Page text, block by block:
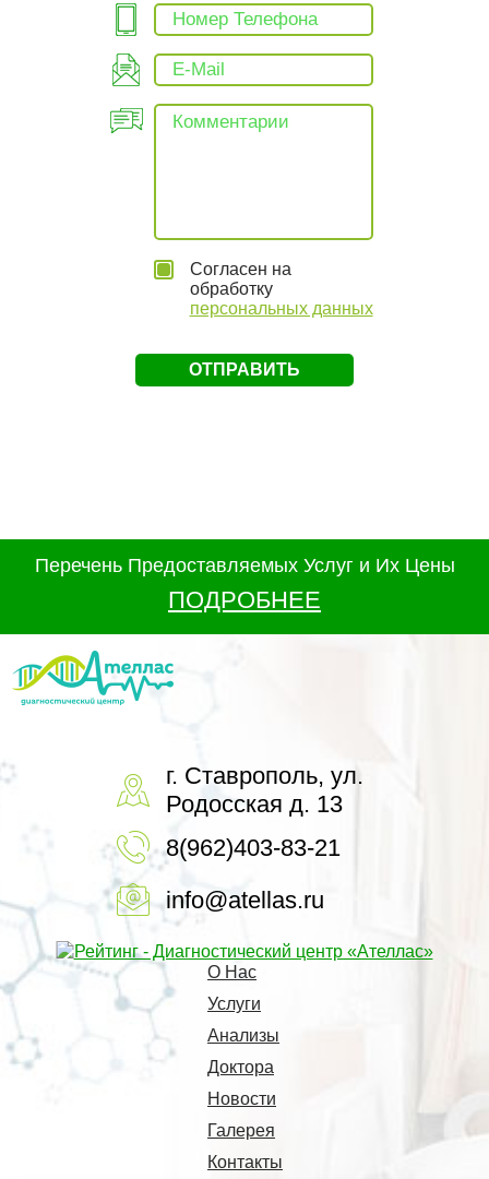
Согласен на
обработку
персональных данных
Перечень Предоставляемых Услуг и Их Цены
ПОДРОБНЕЕ
г. Ставрополь, ул.
Родосская д. 13
8(962)403-83-21
info@atellas.ru
О Нас
Услуги
Анализы
Доктора
Новости
Галерея
Контакты